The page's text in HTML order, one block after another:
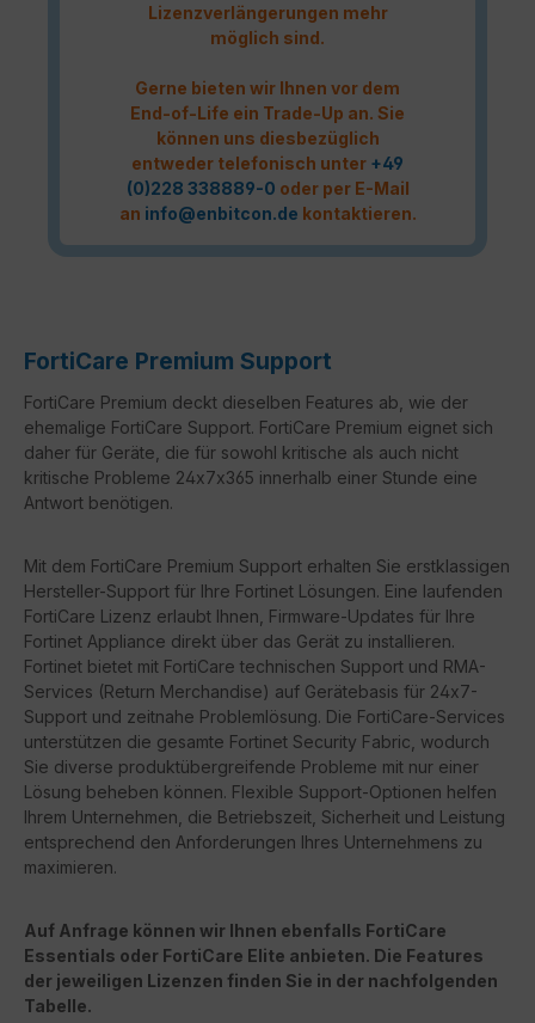
Lizenzverlängerungen mehr
möglich sind.
Gerne bieten wir Ihnen vor dem
End-of-Life ein Trade-Up an. Sie
können uns diesbezüglich
entweder telefonisch unter +49
(0)228 338889-0 oder per E-Mail
an info@enbitcon.de kontaktieren.
FortiCare Premium Support
FortiCare Premium deckt dieselben Features ab, wie der
ehemalige FortiCare Support. FortiCare Premium eignet sich
daher für Geräte, die für sowohl kritische als auch nicht
kritische Probleme 24x7x365 innerhalb einer Stunde eine
Antwort benötigen.
Mit dem FortiCare Premium Support erhalten Sie erstklassigen
Hersteller-Support für Ihre Fortinet Lösungen. Eine laufenden
FortiCare Lizenz erlaubt Ihnen, Firmware-Updates für Ihre
Fortinet Appliance direkt über das Gerät zu installieren.
Fortinet bietet mit FortiCare technischen Support und RMA-
Services (Return Merchandise) auf Gerätebasis für 24x7-
Support und zeitnahe Problemlösung. Die FortiCare-Services
unterstützen die gesamte Fortinet Security Fabric, wodurch
Sie diverse produktübergreifende Probleme mit nur einer
Lösung beheben können. Flexible Support-Optionen helfen
Ihrem Unternehmen, die Betriebszeit, Sicherheit und Leistung
entsprechend den Anforderungen Ihres Unternehmens zu
maximieren.
Auf Anfrage können wir Ihnen ebenfalls FortiCare
Essentials oder FortiCare Elite anbieten. Die Features
der jeweiligen Lizenzen finden Sie in der nachfolgenden
Tabelle.